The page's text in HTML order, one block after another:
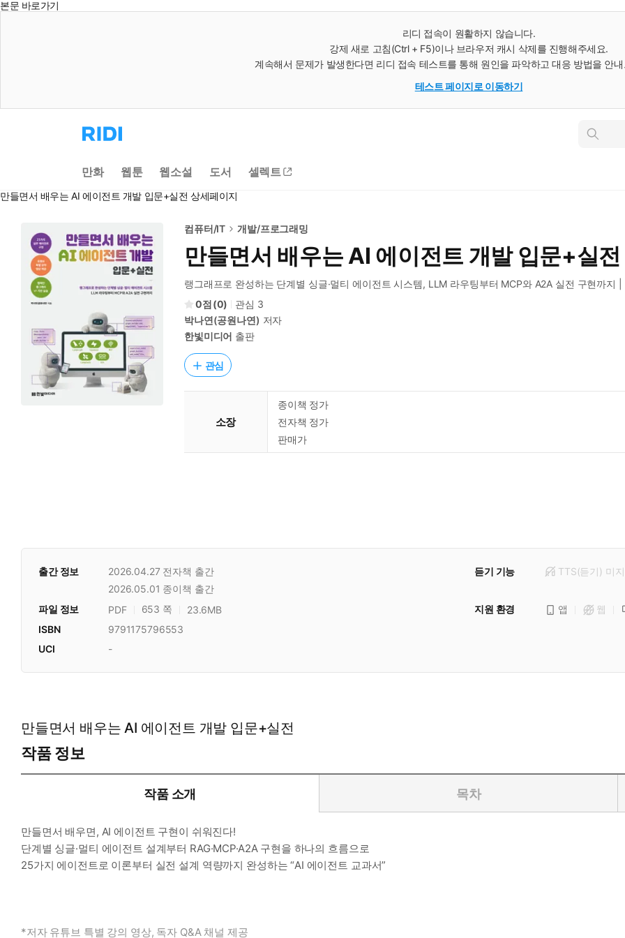
본문 바로가기
리디 접속이 원활하지 않습니다.
강제 새로 고침(Ctrl + F5)이나 브라우저 캐시 삭제를 진행해주세요.
계속해서 문제가 발생한다면 리디 접속 테스트를 통해 원인을 파악하고 대응 방법을 안
테스트 페이지로 이동하기
리
디
으
로
동
인
만화 웹툰 웹소설 도서 셀렉트
만들면서 배우는 AI 에이전트 개발 입문+실전 상세페이지
컴퓨터/IT 개발/프로그래밍
만들면서 배우는 AI 에이전트 개발 입문+실전
랭그래프로 완성하는 단계별 싱글·멀티 에이전트 시스템, LLM 라우팅부터 MCP와 A2A 실전 구현까
0
(0) 관심 3
박나연(공원나연) 저자
한빛미디어 출판
관심
소장
종이책 정가
전자책 정가
판매가
출간 정보 2026.04.27 전자책 출간
2026.05.01 종이책 출간
듣기 기능 TTS(듣기) 미
파일 정보 PDF 653 쪽 23.6MB 지원 환경 앱
웹
ISBN
9791175796553
UCI
-
만들면서 배우는 AI 에이전트 개발 입문+실전
작품 정보
작품 소개 목차
만들면서 배우면, AI 에이전트 구현이 쉬워진다!
단계별 싱글·멀티 에이전트 설계부터 RAG·MCP·A2A 구현을 하나의 흐름으로
25가지 에이전트로 이론부터 실전 설계 역량까지 완성하는 “AI 에이전트 교과서”
*저자 유튜브 특별 강의 영상, 독자 Q&A 채널 제공